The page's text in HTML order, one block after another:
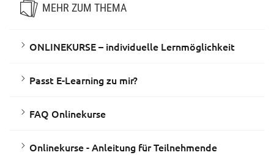
MEHR ZUM THEMA
ONLINEKURSE – individuelle Lernmöglichkeit
Passt E-Learning zu mir?
FAQ Onlinekurse
Onlinekurse - Anleitung für Teilnehmende